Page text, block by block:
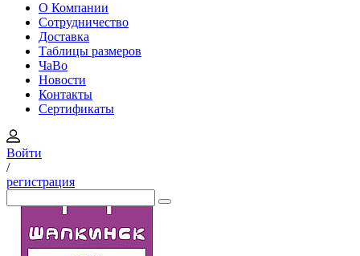
О Компании
Сотрудничество
Доставка
Таблицы размеров
ЧаВо
Новости
Контакты
Сертификаты
Войти
/
регистрация